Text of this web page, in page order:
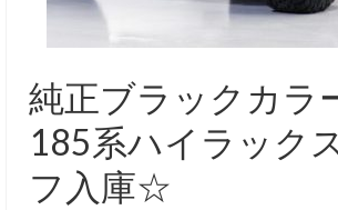
純正ブラックカラ
185系ハイラック
フ入庫☆